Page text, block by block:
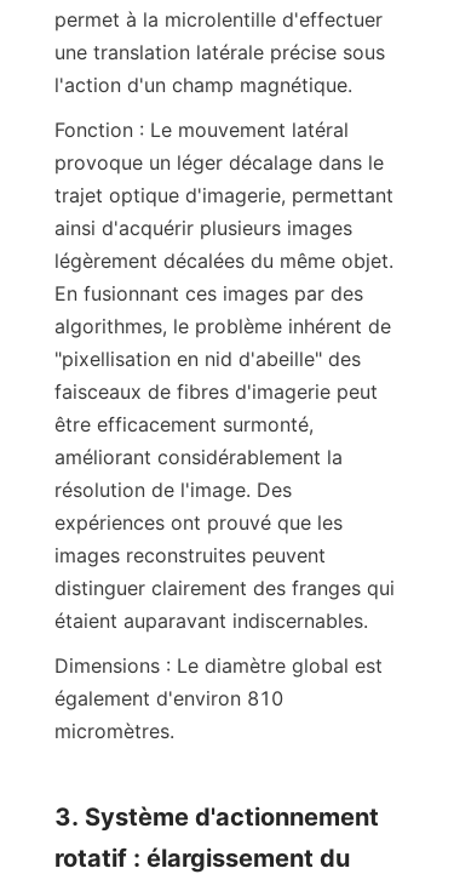
permet à la microlentille d'effectuer
une translation latérale précise sous
l'action d'un champ magnétique.
Fonction : Le mouvement latéral
provoque un léger décalage dans le
trajet optique d'imagerie, permettant
ainsi d'acquérir plusieurs images
légèrement décalées du même objet.
En fusionnant ces images par des
algorithmes, le problème inhérent de
"pixellisation en nid d'abeille" des
faisceaux de fibres d'imagerie peut
être efficacement surmonté,
améliorant considérablement la
résolution de l'image. Des
expériences ont prouvé que les
images reconstruites peuvent
distinguer clairement des franges qui
étaient auparavant indiscernables.
Dimensions : Le diamètre global est
également d'environ 810
micromètres.
3. Système d'actionnement
rotatif : élargissement du